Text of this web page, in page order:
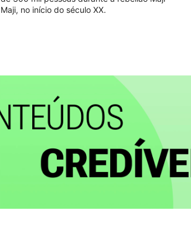
Maji, no início do século XX.